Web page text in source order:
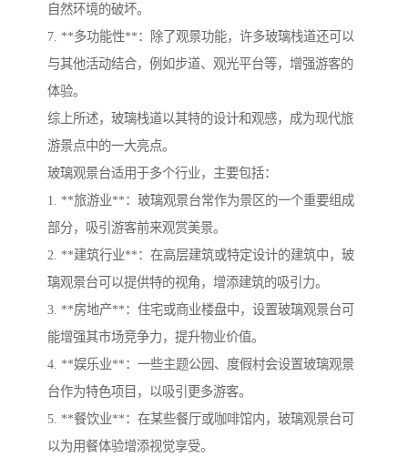
自然环境的破坏。
7. **多功能性**：除了观景功能，许多玻璃栈道还可以
与其他活动结合，例如步道、观光平台等，增强游客的
体验。
综上所述，玻璃栈道以其特的设计和观感，成为现代旅
游景点中的一大亮点。
玻璃观景台适用于多个行业，主要包括：
1. **旅游业**：玻璃观景台常作为景区的一个重要组成
部分，吸引游客前来观赏美景。
2. **建筑行业**：在高层建筑或特定设计的建筑中，玻
璃观景台可以提供特的视角，增添建筑的吸引力。
3. **房地产**：住宅或商业楼盘中，设置玻璃观景台可
能增强其市场竞争力，提升物业价值。
4. **娱乐业**：一些主题公园、度假村会设置玻璃观景
台作为特色项目，以吸引更多游客。
5. **餐饮业**：在某些餐厅或咖啡馆内，玻璃观景台可
以为用餐体验增添视觉享受。